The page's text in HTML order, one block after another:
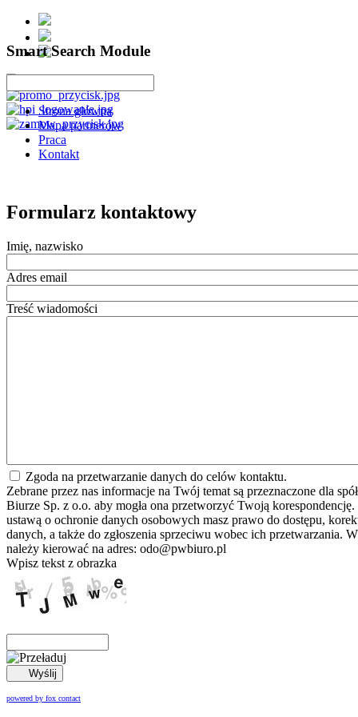
Smart Search Module
Strona główna
Mapa partnerów
Praca
Kontakt
Formularz kontaktowy
Imię, nazwisko
Adres email
Treść wiadomości
Zgoda na przetwarzanie danych do celów kontaktu.
Zebrane przez nas informacje na Twój temat są przeznaczone dla
Biurze Sp. z o.o. aby mogła ona przetworzyć Twoją
ustawą o ochronie danych osobowych masz prawo do dostępu,
danych, a także do zgłoszenia sprzeciwu wobec ich przetwarzania.
należy kierować na adres: odo@pwbiuro.pl
Wpisz tekst z obrazka
Wyślij
powered by fox contact